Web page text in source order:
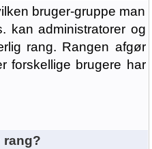
bruger-gruppe man
kan administratorer og
rang. Rangen afgør
forskellige brugere har
rang?